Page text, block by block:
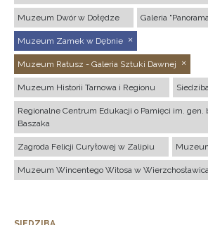
Muzeum Dwór w Dołędze Galeria
Muzeum Zamek w Dębnie
Muzeum Ratusz - Galeria Sztuki Dawnej
Muzeum Historii Tarnowa i Regionu
Regionalne Centrum Edukacji o Pamięci im. gen.
Baszaka
Zagroda Felicji Curyłowej w Zalipiu
Muzeum Wincentego Witosa w